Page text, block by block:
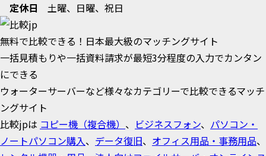
定休日
土曜、日曜、祝日
無料で比較できる！日本最大級のマッチングサイト
一括見積もりや一括資料請求が最短3分程度の入力でカンタン
にできる
ウォーターサーバーなど様々なカテゴリーで比較できるマッチ
ングサイト
比較jpは コピー機（複合機） 、 ビジネスフォン、 パソコン・
ノートパソコン購入、 データ復旧、 オフィス用品・事務用品、